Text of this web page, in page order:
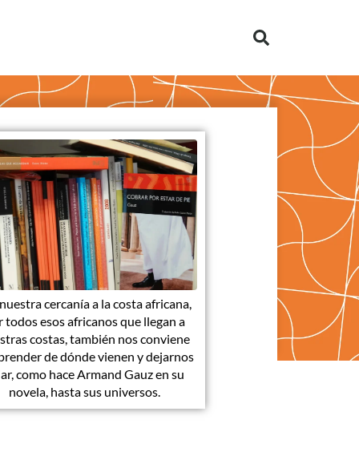
cercanía a la costa africana,
todos esos africanos que llegan a
costas, también nos conviene
de dónde vienen y dejarnos
como hace Armand Gauz en su
novela, hasta sus universos.